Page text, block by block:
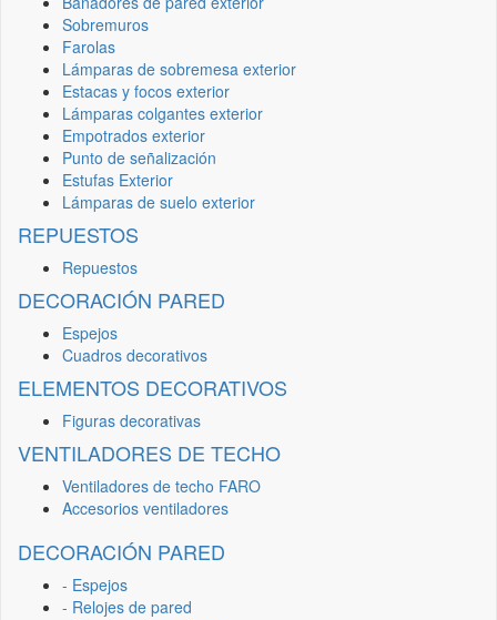
Sobremuros
Farolas
Lámparas de sobremesa exterior
Estacas y focos exterior
Lámparas colgantes exterior
Empotrados exterior
Punto de señalización
Estufas Exterior
Lámparas de suelo exterior
REPUESTOS
Repuestos
DECORACIÓN PARED
Espejos
Cuadros decorativos
ELEMENTOS DECORATIVOS
Figuras decorativas
VENTILADORES DE TECHO
Ventiladores de techo FARO
Accesorios ventiladores
DECORACIÓN PARED
- Espejos
- Relojes de pared